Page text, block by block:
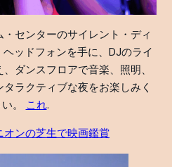
センターのサイレント・ディ
ッドフォンを手に、DJのライ
ダンスフロアで音楽、照明、
ラクティブな夜をお楽しみく
。
これ.
オンの芝生で映画鑑賞